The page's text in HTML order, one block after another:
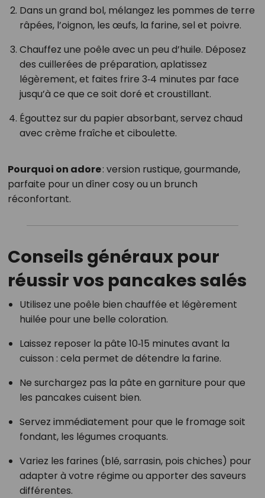
Dans un grand bol, mélangez les pommes de terre
râpées, l’oignon, les œufs, la farine, sel et poivre.
Chauffez une poêle avec un peu d’huile. Déposez
des cuillerées de préparation, aplatissez
légèrement, et faites frire 3‑4 minutes par face
jusqu’à ce que ce soit doré et croustillant.
Égouttez sur du papier absorbant, servez chaud
avec crème fraîche et ciboulette.
Pourquoi on adore: version rustique, gourmande,
parfaite pour un dîner cosy ou un brunch
réconfortant.
Conseils généraux pour
réussir vos pancakes salés
Utilisez une poêle bien chauffée et légèrement
huilée pour une belle coloration.
Laissez reposer la pâte 10‑15 minutes avant la
cuisson : cela permet de détendre la farine.
Ne surchargez pas la pâte en garniture pour que
les pancakes cuisent bien.
Servez immédiatement pour que le fromage soit
fondant, les légumes croquants.
Variez les farines (blé, sarrasin, pois chiches) pour
adapter à votre régime ou apporter des saveurs
différentes.